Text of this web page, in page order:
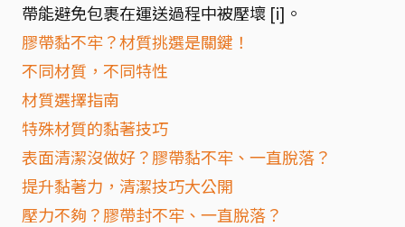
帶能避免包裹在運送過程中被壓壞 [i]。
膠帶黏不牢？材質挑選是關鍵！
不同材質，不同特性
材質選擇指南
特殊材質的黏著技巧
表面清潔沒做好？膠帶黏不牢、一直脫落？
提升黏著力，清潔技巧大公開
壓力不夠？膠帶封不牢、一直脫落？